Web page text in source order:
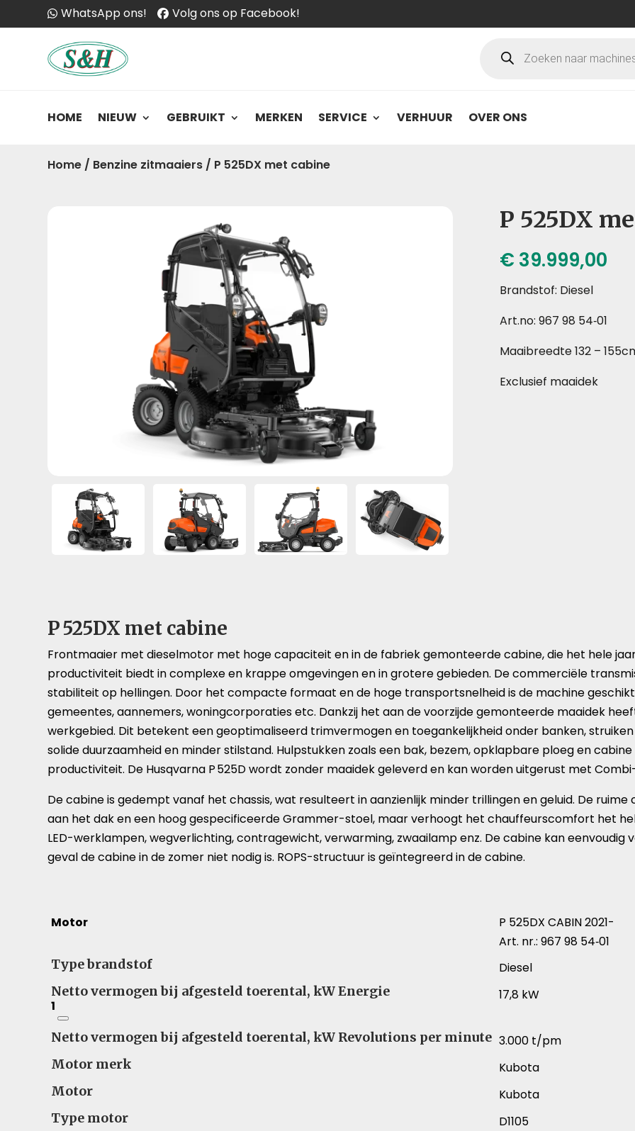
WhatsApp ons!
Volg ons op Facebook!
zoeken
HOME NIEUW GEBRUIKT MERKEN SERVICE VERHUUR OVER ONS
Home / Benzine zitmaaiers / P 525DX met cabine
P 525DX
€ 39.999,00
Brandstof: Diesel
Art.no: 967 98 54‑01
Maaibreedte 132 –
Exclusief maaidek
P 525DX met cabine
Frontmaaier met dieselmotor met hoge capaciteit en in de fabriek gemonteerde cabine, die het hele
productiviteit biedt in complexe en krappe omgevingen en in grotere gebieden. De commerciële
stabiliteit op hellingen. Door het compacte formaat en de hoge transportsnelheid is de machine
gemeentes, aannemers, woningcorporaties etc. Dankzij het aan de voorzijde gemonteerde maaidek
werkgebied. Dit betekent een geoptimaliseerd trimvermogen en toegankelijkheid onder banken,
solide duurzaamheid en minder stilstand. Hulpstukken zoals een bak, bezem, opklapbare ploeg en
productiviteit. De Husqvarna P 525D wordt zonder maaidek geleverd en kan worden uitgerust met
De cabine is gedempt vanaf het chassis, wat resulteert in aanzienlijk minder trillingen en geluid. De
aan het dak en een hoog gespecificeerde Grammer-stoel, maar verhoogt het chauffeurscomfort het
LED-werklampen, wegverlichting, contragewicht, verwarming, zwaailamp enz. De cabine kan eenvoudig
geval de cabine in de zomer niet nodig is. ROPS-structuur is geïntegreerd in de cabine.
Motor
P 525DX CABIN 2021-
Art. nr.: 967 98 54‑01
Type brandstof
Diesel
Netto vermogen bij afgesteld toerental, kW Energie
1
17,8 kW
Netto vermogen bij afgesteld toerental, kW Revolutions per minute 3.000 t/pm
Motor merk
Kubota
Motor
Kubota
Type motor
D1105